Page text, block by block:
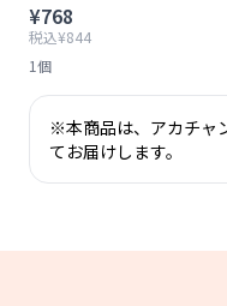
¥768
税込¥844
1個
※本商品は、アカチャ
てお届けします。